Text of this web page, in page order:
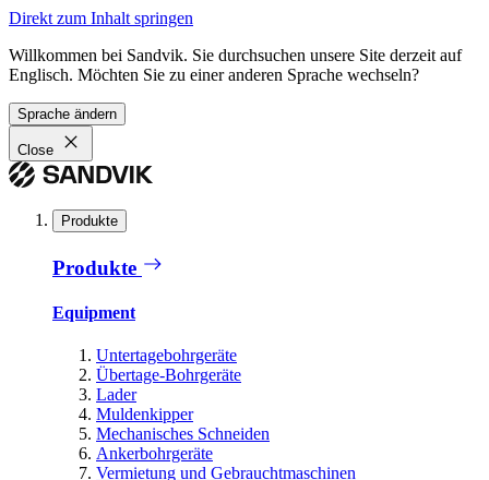
Direkt zum Inhalt springen
Willkommen bei Sandvik. Sie durchsuchen unsere Site derzeit auf
Englisch. Möchten Sie zu einer anderen Sprache wechseln?
Sprache ändern
Close
Produkte
Produkte
Equipment
Untertagebohrgeräte
Übertage-Bohrgeräte
Lader
Muldenkipper
Mechanisches Schneiden
Ankerbohrgeräte
Vermietung und Gebrauchtmaschinen